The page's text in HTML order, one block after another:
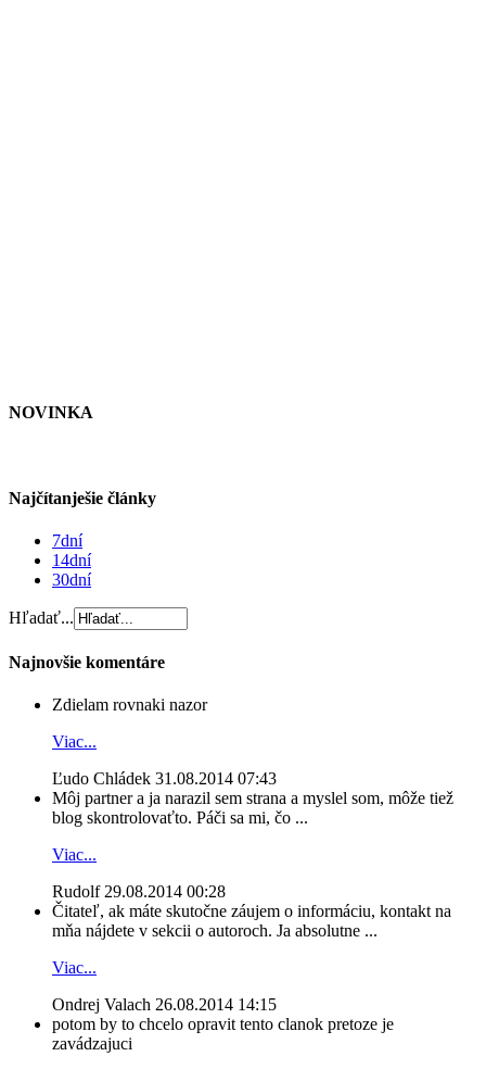
NOVINKA
Najčítanješie články
7dní
14dní
30dní
Hľadať...
Najnovšie komentáre
Zdielam rovnaki nazor
Viac...
Ľudo Chládek 31.08.2014 07:43
Môj partner a ja narazil sem strana a myslel som, môže tiež
blog skontrolovaťto. Páči sa mi, čo ...
Viac...
Rudolf 29.08.2014 00:28
Čitateľ, ak máte skutočne záujem o informáciu, kontakt na
mňa nájdete v sekcii o autoroch. Ja absolutne ...
Viac...
Ondrej Valach 26.08.2014 14:15
potom by to chcelo opravit tento clanok pretoze je
zavádzajuci